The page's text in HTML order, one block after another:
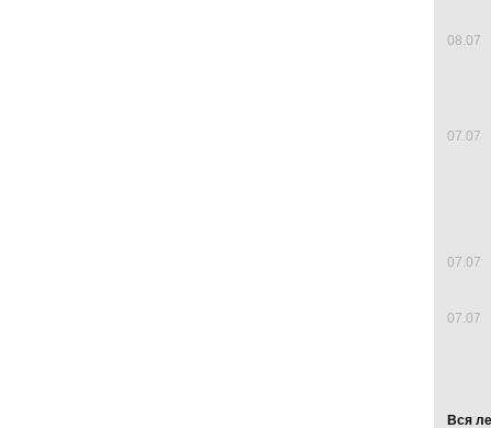
08.07
07.07
07.07
07.07
Вся